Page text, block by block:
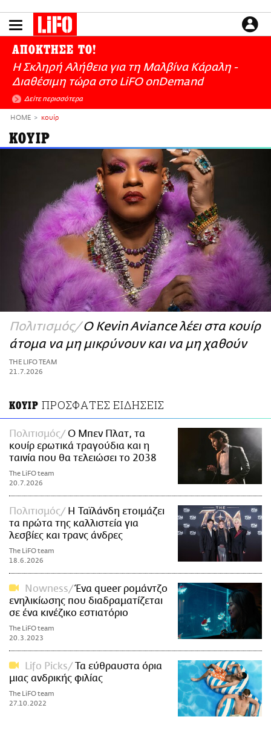
το
NEWSLETTER
ΜΙΚΡΟΠΡΑΓΜΑΤΑ
THE GOOD LIFO
LIFOLAND
CITY GUIDE
ΑΜΠΑ
PRINT
ΕΙΔΗΣΕΙΣ
CULTURE
ΑΠΟΨΕΙΣ
ΤΡΟΠΟΣ ΖΩΗΣ
PODCASTS
Plus
ΑΠΟΚΤΗΣΕ ΤΟ!
Η Σκληρή Αλήθεια για τη Μαλβίνα Κάραλη -
Διαθέσιμη τώρα στo LiFO onDemand
Δείτε περισσότερα
HOME κουίρ
ΚΟΥΙΡ
Πολιτισμός Ο Kevin Aviance λέει στα κουίρ
άτομα να μη μικρύνουν και να μη χαθούν
THE LIFO TEAM
21.7.2026
ΚΟΥΙΡ ΠΡΟΣΦΑΤΕΣ ΕΙΔΗΣΕΙΣ
Πολιτισμός
Ο Μπεν Πλατ, τα
κουίρ ερωτικά τραγούδια και η
ταινία που θα τελειώσει το 2038
The LiFO team
20.7.2026
Πολιτισμός
Η Ταϊλάνδη ετοιμάζει
τα πρώτα της καλλιστεία για
λεσβίες και τρανς άνδρες
The LiFO team
18.6.2026
Nowness
Ένα queer ρομάντζο
ενηλικίωσης που διαδραματίζεται
σε ένα κινέζικο εστιατόριο
The LiFO team
20.3.2023
Lifo Picks
Τα εύθραυστα όρια
μιας ανδρικής φιλίας
The LiFO team
27.10.2022